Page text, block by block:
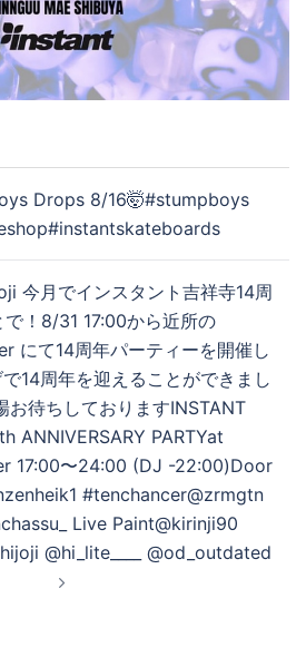
Drops 8/16🤯️️️#stumpboys
今月でインスタント吉祥寺14周
！8/31 17:00から近所の
にて14周年パーティーを開催し
14周年を迎えることができまし
お待ちしておりますINSTANT
ANNIVERSARY PARTYat
17:00〜24:00 (DJ -22:00)Door
#tenchancer@zrmgtn
Live Paint@kirinji90
@hi_lite____ @od_outdated